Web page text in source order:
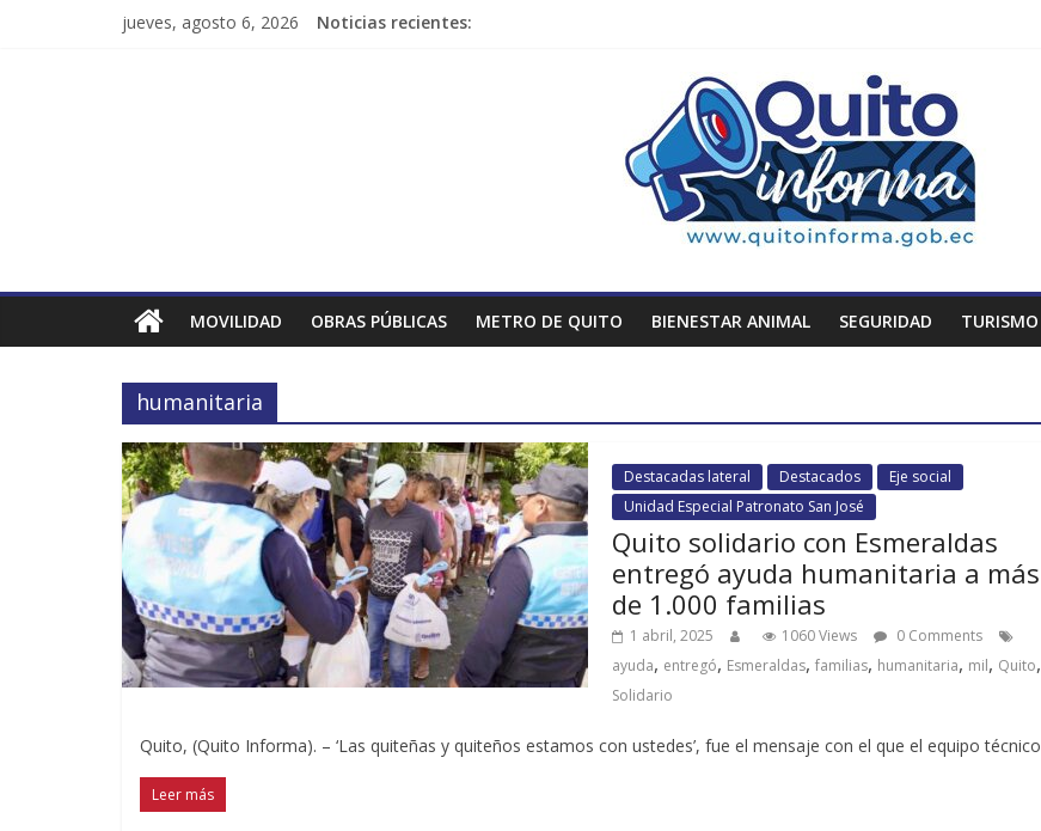
jueves, agosto 6, 2026 Noticias recientes:
MOVILIDAD OBRAS PÚBLICAS METRO DE QUITO BIENESTAR ANIMAL SEGURIDAD TURISMO
humanitaria
Destacadas lateral Destacados
Eje social
Unidad Especial Patronato San José
Quito solidario con Esmeraldas
entregó ayuda humanitaria a más
de 1.000 familias
1 abril, 2025 1060 Views
0 Comments
ayuda, entregó, Esmeraldas, familias, humanitaria, mil, Quito,
Solidario
Quito, (Quito Informa). – ‘Las quiteñas y quiteños estamos con ustedes’, fue el mensaje con el que el equipo técnico
Leer más